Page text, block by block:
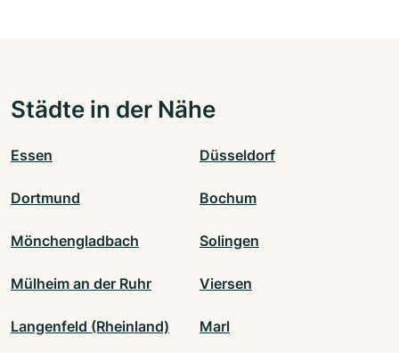
Städte in der Nähe
Essen Düsseldorf
Dortmund Bochum
Mönchengladbach Solingen
Mülheim an der Ruhr Viersen
Langenfeld (Rheinland) Marl